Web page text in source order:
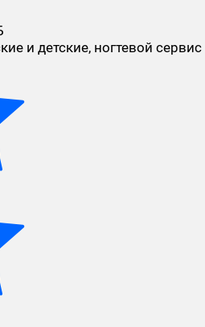
и детские, ногтевой сервис